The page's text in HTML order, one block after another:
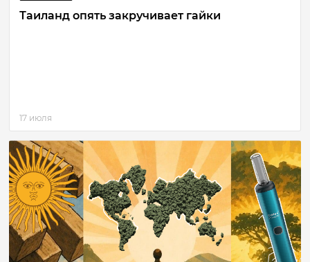
Таиланд опять закручивает гайки
17 июля